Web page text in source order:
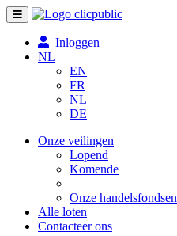
Toggle
navigation
Inloggen
NL
EN
FR
NL
DE
Onze veilingen
Lopend
Komende
Onze handelsfondsen
Alle loten
Contacteer ons